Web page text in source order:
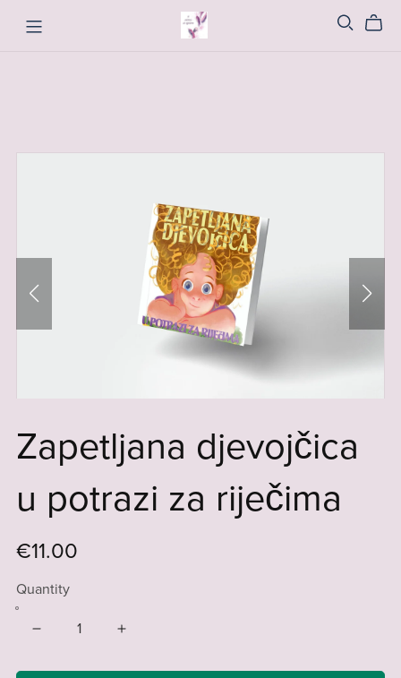
Zapetljana djevojčica
u potrazi za riječima
€11.00
Quantity